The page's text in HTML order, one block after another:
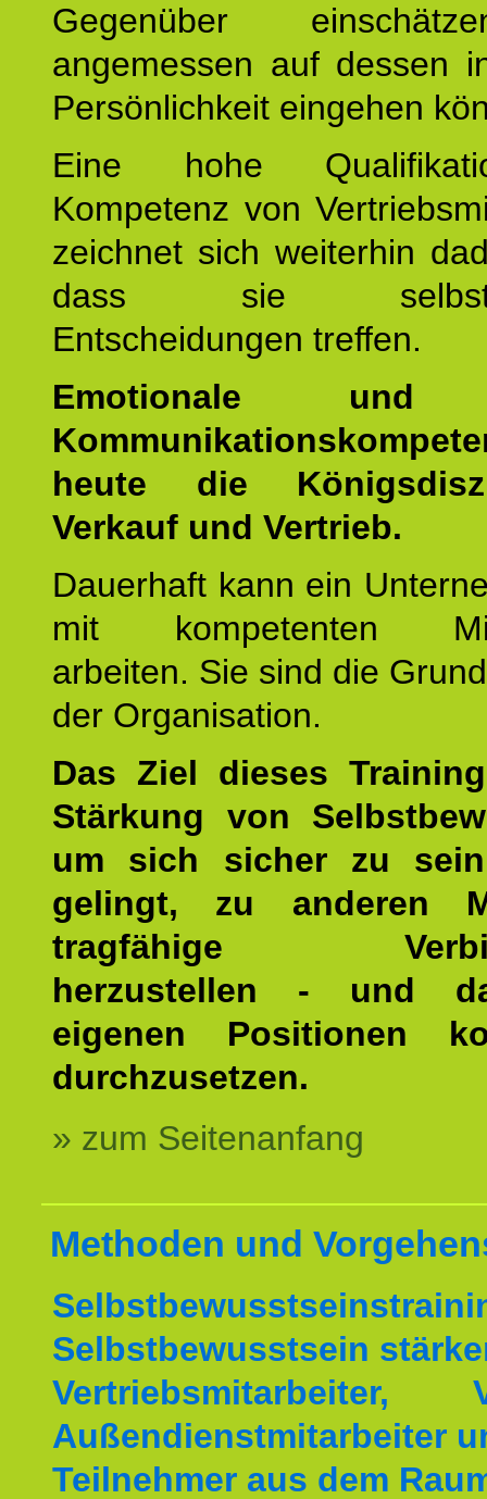
Gegenüber
angemessen auf dessen
Persönlichkeit eingehen
Eine hohe
Kompetenz von
zeichnet sich weiterhin
dass sie
Entscheidungen treffen.
Emotionale und
heute die
Verkauf und Vertrieb.
Dauerhaft kann ein
mit kompetenten
arbeiten. Sie sind die
der Organisation.
Das Ziel dieses
Stärkung von
um sich sicher zu
gelingt, zu anderen
tragfähige
herzustellen - und
eigenen Positionen
durchzusetzen.
» zum Seitenanfang
Methoden und
Selbstbewusstsein
Vertriebsmitarbeiter,
Außendienstmitarbeiter
Teilnehmer aus dem